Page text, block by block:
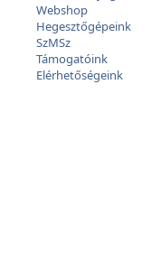
Webshop
Hegesztőgépeink
SzMSz
Támogatóink
Elérhetőségeink